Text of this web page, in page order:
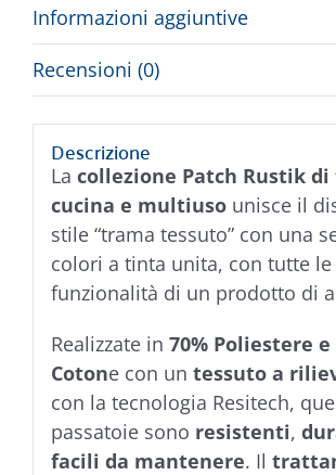
Informazioni aggiuntive
Recensioni (0)
Descrizione
La collezione Patch Rustik
cucina e multiusounisce il
stile “trama tessuto” con una
colori a tinta unita, con tutte le
funzionalità di un prodotto di
Realizzate in 70% Poliestere e
Cotone con un tessuto a
con la tecnologia Resitech,
passatoie sono resistenti,
facili da mantenere. Il